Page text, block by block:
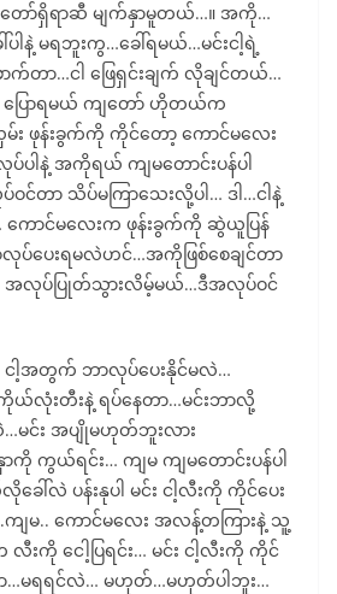
တော်ရှိရာဆီ မျက်နှာမူတယ်…။ အကို…
ါနဲ့ မရဘူးကွ…ခေါ်ရမယ်…မင်းငါ့ရဲ့
တာ…ငါ ဖြေရှင်းချက် လိုချင်တယ်…
ကို ပြောရမယ် ကျတော် ဟိုတယ်က
ဖုန်းခွက်ကို ကိုင်တော့ ကောင်မလေး
ပါနဲ့ အကိုရယ် ကျမတောင်းပန်ပါ
င်တာ သိပ်မကြာသေးလို့ပါ… ဒါ…ငါနဲ့
ောင်မလေးက ဖုန်းခွက်ကို ဆွဲယူပြန်
လုပ်ပေးရမလဲဟင်…အကိုဖြစ်စေချင်တာ
အလုပ်ပြုတ်သွားလိမ့်မယ်…ဒီအလုပ်ဝင်
ငါ့အတွက် ဘာလုပ်ပေးနိုင်မလဲ…
ကိုယ်လုံးတီးနဲ့ ရပ်နေတာ…မင်းဘာလို့
မင်း အပျိုမဟုတ်ဘူးလား
ကို ကွယ်ရင်း… ကျမ ကျမတောင်းပန်ပါ
ါ်လဲ ပန်းနုပါ မင်း ငါ့လီးကို ကိုင်ပေး
ကျမ.. ကောင်မလေး အလန့်တကြားနဲ့ သူ့
ကို ငေါ့ပြရင်း… မင်း ငါ့လီးကို ကိုင်
ာ…မရရင်လဲ… မဟုတ်…မဟုတ်ပါဘူး…